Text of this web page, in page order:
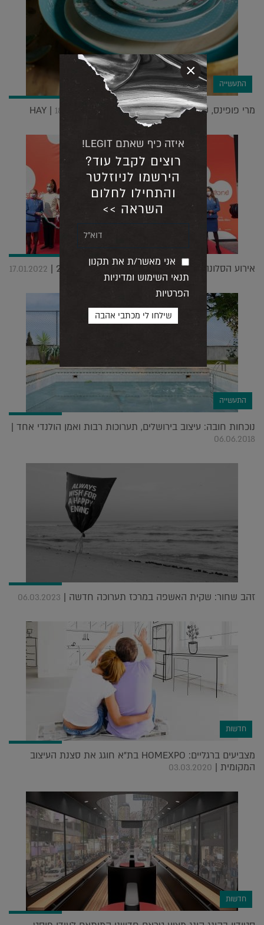
התעשייה
מרי פופינס, שיש כשר וסופרמרקט מקוון ל HAY | 18.03.2019
אירוע הסלונה דל מובילה במילאנו יתקיים ביוני 2022 | 17.01.2022
התעשייה
נוכחות חובה: עיצוב בירושלים, תערוכות רבות ואמן הולנדי אחד |
06.06.2018
זהב שחור: שקית האשפה במרכז תערוכה חדשה | 06.03.2023
חדשות
מצביעים ברגליים: HOMEXPO בת"א חוגג את סצנת העיצוב
המקומית | 03.03.2020
חדשות
איזה כיף שאתם LEGIT!
רוצים לקבל עוד?
הירשמו לניוזלטר
והתחילו לחלום
השראה >>
אני מאשר/ת את תקנון
תנאי השימוש ומדיניות
הפרטיות
×